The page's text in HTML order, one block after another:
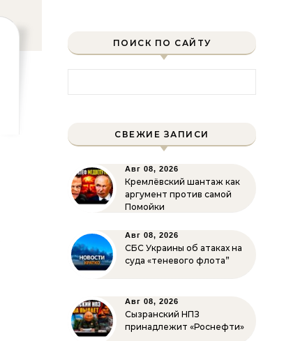
ПОИСК ПО САЙТУ
СВЕЖИЕ ЗАПИСИ
Авг 08, 2026
Кремлёвский шантаж как
аргумент против самой
Помойки
Авг 08, 2026
СБС Украины об атаках на
суда «теневого флота”
Авг 08, 2026
Сызранский НПЗ
принадлежит «Роснефти»